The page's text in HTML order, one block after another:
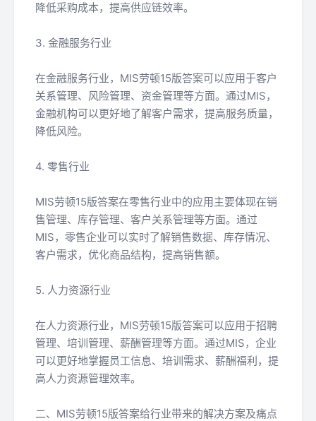
降低采购成本，提高供应链效率。
3. 金融服务行业
在金融服务行业，MIS劳顿15版答案可以应用于客户
关系管理、风险管理、资金管理等方面。通过MIS，
金融机构可以更好地了解客户需求，提高服务质量，
降低风险。
4. 零售行业
MIS劳顿15版答案在零售行业中的应用主要体现在销
售管理、库存管理、客户关系管理等方面。通过
MIS，零售企业可以实时了解销售数据、库存情况、
客户需求，优化商品结构，提高销售额。
5. 人力资源行业
在人力资源行业，MIS劳顿15版答案可以应用于招聘
管理、培训管理、薪酬管理等方面。通过MIS，企业
可以更好地掌握员工信息、培训需求、薪酬福利，提
高人力资源管理效率。
二、MIS劳顿15版答案给行业带来的解决方案及痛点